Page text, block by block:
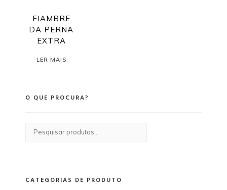
FIAMBRE
DA PERNA
EXTRA
LER MAIS
O QUE PROCURA?
CATEGORIAS DE PRODUTO